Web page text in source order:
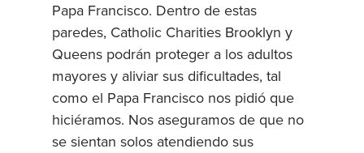
Papa Francisco. Dentro de estas
paredes, Catholic Charities Brooklyn y
Queens podrán proteger a los adultos
mayores y aliviar sus dificultades, tal
como el Papa Francisco nos pidió que
hiciéramos. Nos aseguramos de que no
se sientan solos atendiendo sus